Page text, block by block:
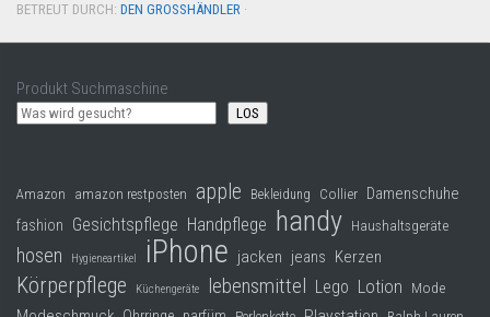
BETREUT DURCH: DEN GROSSHÄNDLER ·
Produkt Suchmaschine
LOS
Amazon amazon restposten apple Bekleidung Collier Damenschuhe
fashion Gesichtspflege Handpflege handy Haushaltsgeräte
hosen Hygieneartikel iPhone jacken jeans Kerzen
Körperpflege Küchengeräte lebensmittel Lego Lotion Mode